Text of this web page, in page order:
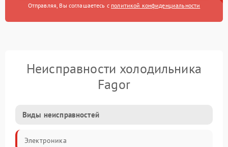
Отправляя, Вы соглашаетесь с политикой конфиденциальности
Неисправности холодильника
Fagor
Виды неисправностей
Электроника